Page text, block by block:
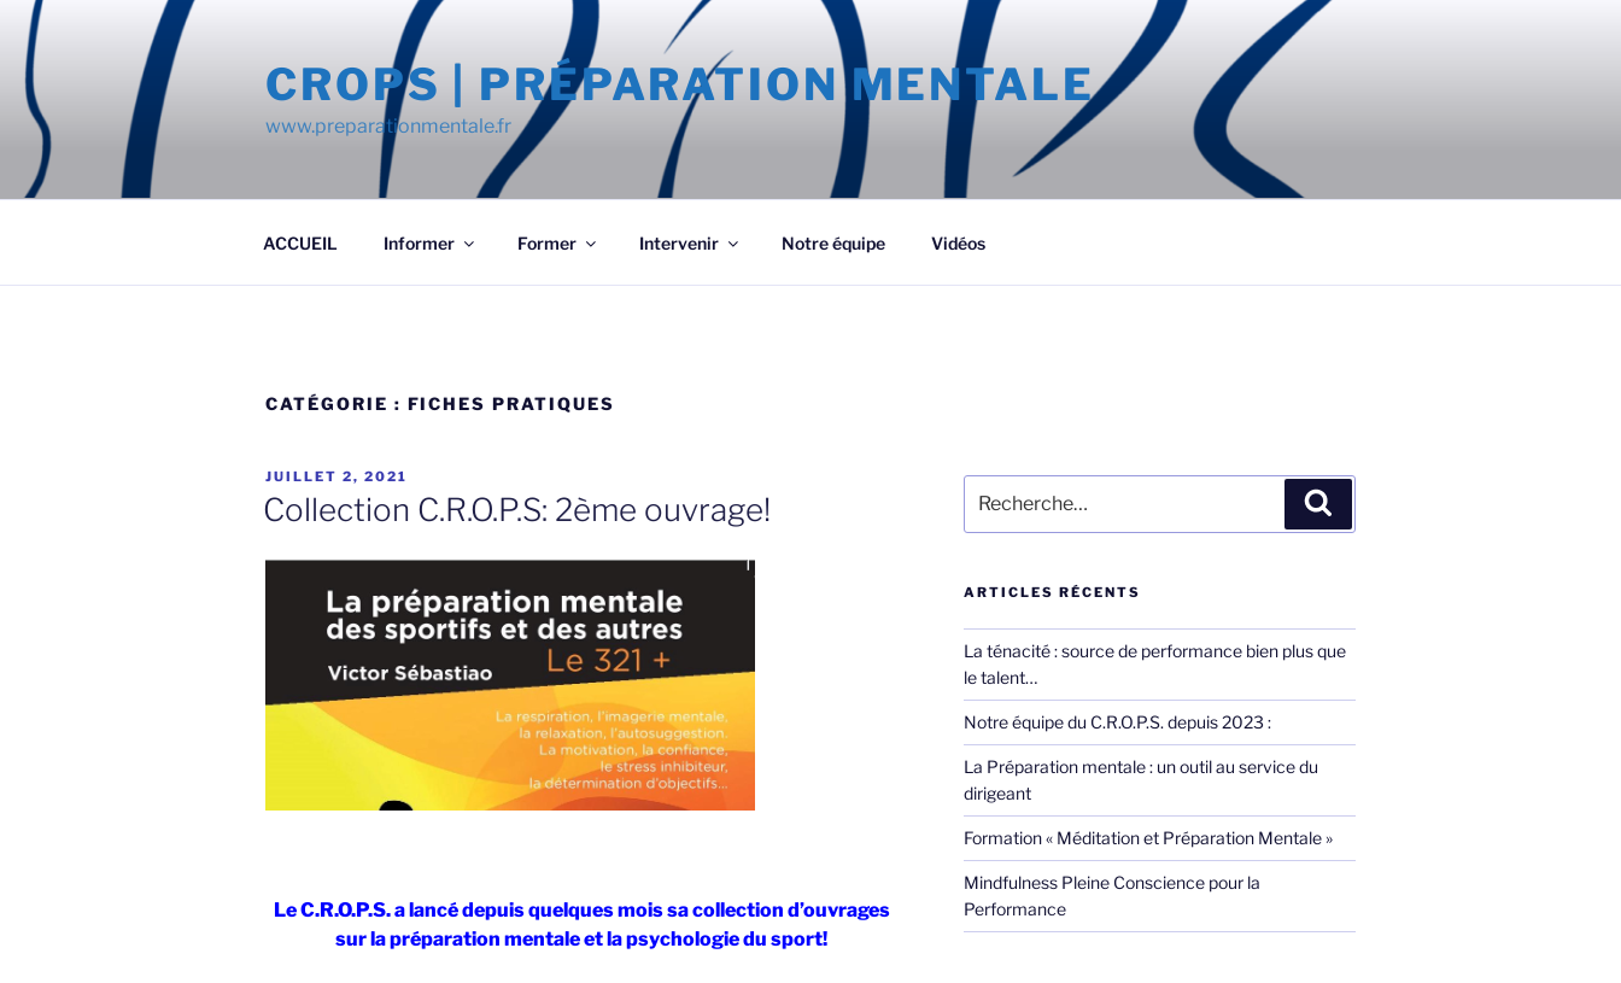
Aller
contenu
principal
CROPS | PRÉPARATION MENTALE
www.preparationmentale.fr
ACCUEIL Informer Former Intervenir Notre équipe Vidéos
CATÉGORIE : FICHES PRATIQUES
PUBLIÉ
LE
JUILLET 2, 2021
Collection C.R.O.P.S: 2ème ouvrage!
Le C.R.O.P.S. a lancé depuis quelques mois sa collection d’ouvrages
sur la préparation mentale et la psychologie du sport!
pour
:
ARTICLES RÉCENTS
La ténacité : source de performance bien plus que
le talent…
Notre équipe du C.R.O.P.S. depuis 2023 :
La Préparation mentale : un outil au service du
dirigeant
Formation « Méditation et Préparation Mentale »
Mindfulness Pleine Conscience pour la
Performance